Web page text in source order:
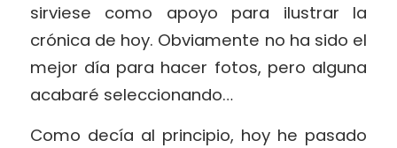
sirviese como apoyo para ilustrar la
crónica de hoy. Obviamente no ha sido el
mejor día para hacer fotos, pero alguna
acabaré seleccionando…
Como decía al principio, hoy he pasado